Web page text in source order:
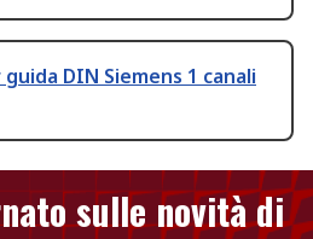
DIN Siemens 1 canali
sulle novità di